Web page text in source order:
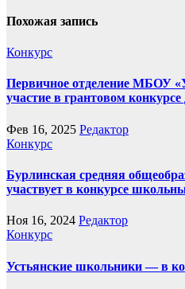
Похожая запись
Конкурс
Первичное отделение МБОУ
участие в грантовом
Фев 16, 2025 Редактор
Конкурс
Бурлинская средняя
участвует в конкурсе
Ноя 16, 2024 Редактор
Конкурс
Устьянские школьники — в